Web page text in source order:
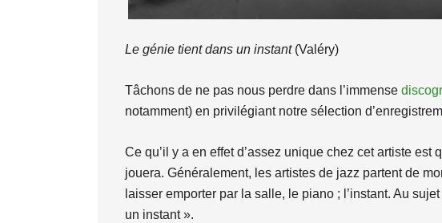
Le génie tient dans un instant(Valéry)
Tâchons de ne pas nous perdre dans l’immense
notamment) en privilégiant notre sélection
Ce qu’il y a en effet d’assez unique chez cet artiste est
jouera. Généralement, les artistes de jazz partent de
laisser emporter par la salle, le piano ; l’instant. Au
un instant ».